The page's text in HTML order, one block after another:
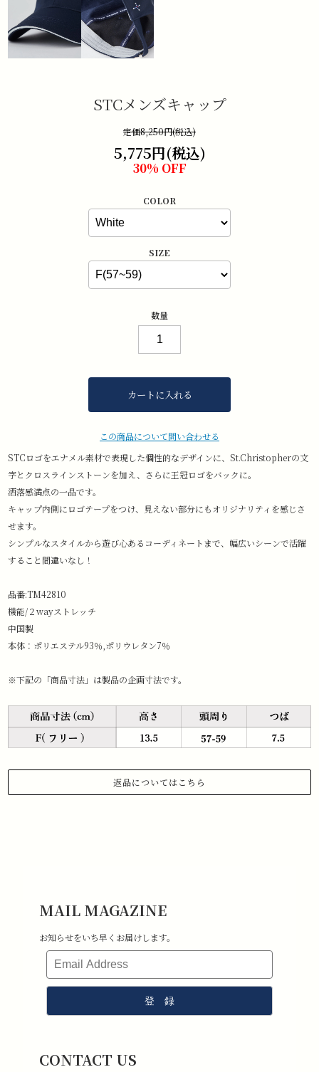
STCメンズキャップ
定価8,250円(税込)
5,775円(税込)
30% OFF
COLOR
SIZE
数量
カートに入れる
この商品について問い合わせる
STCロゴをエナメル素材で表現した個性的なデザインに、St.Christopherの文
字とクロスラインストーンを加え、さらに王冠ロゴをバックに。
洒落感満点の一品です。
キャップ内側にロゴテープをつけ、見えない部分にもオリジナリティを感じさ
せます。
シンプルなスタイルから遊び心あるコーディネートまで、幅広いシーンで活躍
すること間違いなし！
品番:TM42810
機能/２wayストレッチ
中国製
本体：ポリエステル93％,ポリウレタン7％
※下記の「商品寸法」は製品の企画寸法です。
返品についてはこちら
4.室内での試着のみ（屋外・ゴルフ場で使用したものは返品不可となり
5.返品送料はお客様負担となります。その点ご了承ください。
MAIL MAGAZINE
お知らせをいち早くお届けします。
CONTACT US